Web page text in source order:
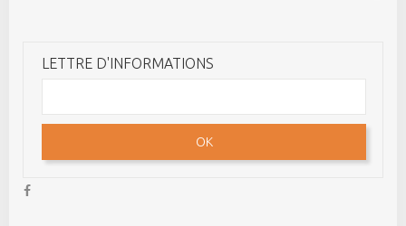
LETTRE D'INFORMATIONS
OK